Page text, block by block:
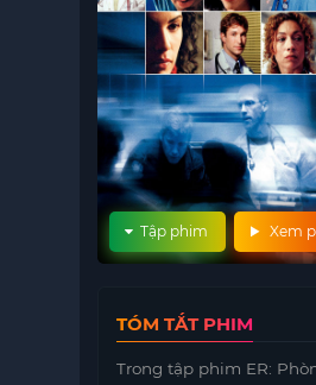
Xem
Tập phim
TÓM TẮT PHIM
Trong tập phim ER: